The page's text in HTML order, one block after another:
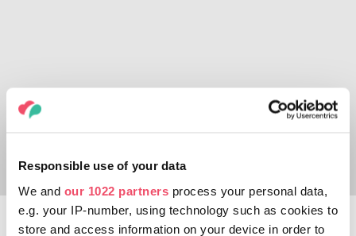
Responsible use of your data
We and our 1022 partners process your personal data,
e.g. your IP-number, using technology such as cookies to
store and access information on your device in order to
Egerszalók: baia și colina